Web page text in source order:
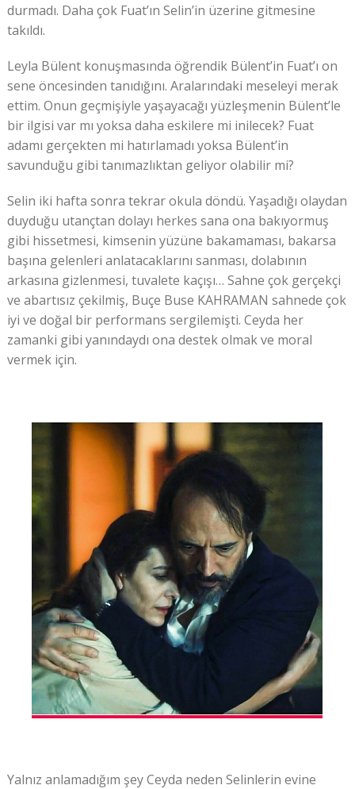
durmadı. Daha çok Fuat’ın Selin’in üzerine gitmesine
takıldı.
Leyla Bülent konuşmasında öğrendik Bülent’in Fuat’ı on
sene öncesinden tanıdığını. Aralarındaki meseleyi merak
ettim. Onun geçmişiyle yaşayacağı yüzleşmenin Bülent’le
bir ilgisi var mı yoksa daha eskilere mi inilecek? Fuat
adamı gerçekten mi hatırlamadı yoksa Bülent’in
savunduğu gibi tanımazlıktan geliyor olabilir mi?
Selin iki hafta sonra tekrar okula döndü. Yaşadığı olaydan
duyduğu utançtan dolayı herkes sana ona bakıyormuş
gibi hissetmesi, kimsenin yüzüne bakamaması, bakarsa
başına gelenleri anlatacaklarını sanması, dolabının
arkasına gizlenmesi, tuvalete kaçışı… Sahne çok gerçekçi
ve abartısız çekilmiş, Buçe Buse KAHRAMAN sahnede çok
iyi ve doğal bir performans sergilemişti. Ceyda her
zamanki gibi yanındaydı ona destek olmak ve moral
vermek için.
Yalnız anlamadığım şey Ceyda neden Selinlerin evine